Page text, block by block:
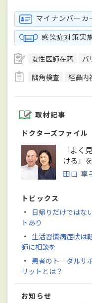
マイナンバーカ
感染症対策実
女性医師在籍 バ
隅角検査
経鼻内
取材記事
ドクターズファイル
「よく
ける」
田口 享
トピックス
・
日帰りだけではな
トあり
・ 生活習慣病症状は
師に相談を
・ 患者のトータルサ
リットとは？
お知らせ